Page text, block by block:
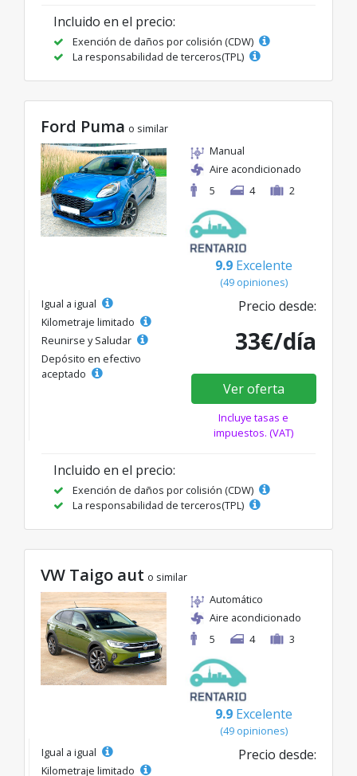
Incluido en el precio:
Exención de daños por colisión (CDW)
La responsabilidad de terceros(TPL)
Ford Puma o similar
Manual
Aire acondicionado
5
4 2
9.9 Excelente
(49 opiniones)
Igual a igual
Kilometraje limitado
Reunirse y Saludar
Depósito en efectivo
aceptado
Precio desde:
33€/día
Ver oferta
Incluye tasas e
impuestos. (VAT)
Incluido en el precio:
Exención de daños por colisión (CDW)
La responsabilidad de terceros(TPL)
VW Taigo aut o similar
Automático
Aire acondicionado
5
4 3
9.9 Excelente
(49 opiniones)
Igual a igual
Kilometraje limitado
Precio desde: